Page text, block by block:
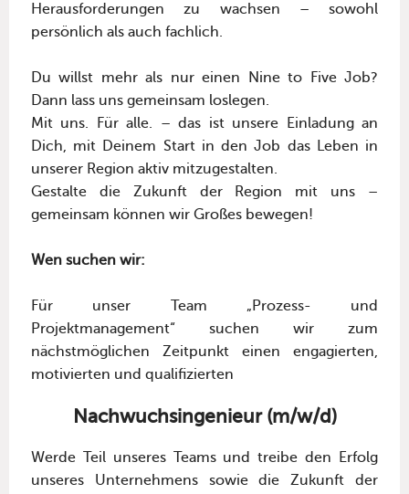
Herausforderungen zu wachsen – sowohl
persönlich als auch fachlich.
Du willst mehr als nur einen Nine to Five Job?
Dann lass uns gemeinsam loslegen.
Mit uns. Für alle. – das ist unsere Einladung an
Dich, mit Deinem Start in den Job das Leben in
unserer Region aktiv mitzugestalten.
Gestalte die Zukunft der Region mit uns –
gemeinsam können wir Großes bewegen!
Wen suchen wir:
Für unser Team „Prozess- und
Projektmanagement“ suchen wir zum
nächstmöglichen Zeitpunkt einen engagierten,
motivierten und qualifizierten
Nachwuchsingenieur (m/w/d)
Werde Teil unseres Teams und treibe den Erfolg
unseres Unternehmens sowie die Zukunft der